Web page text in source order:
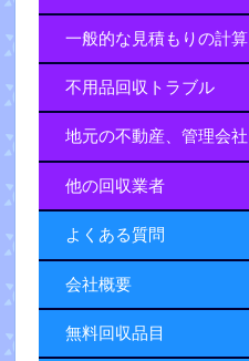
一般的な見積もりの計算
不用品回収トラブル
地元の不動産、管理会社
他の回収業者
よくある質問
会社概要
無料回収品目